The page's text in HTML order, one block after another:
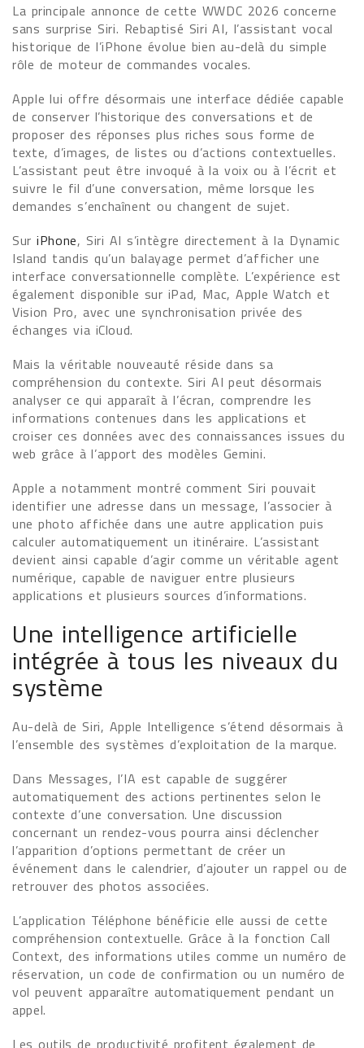
La principale annonce de cette WWDC 2026 concerne
sans surprise Siri. Rebaptisé Siri AI, l’assistant vocal
historique de l’iPhone évolue bien au-delà du simple
rôle de moteur de commandes vocales.
Apple lui offre désormais une interface dédiée capable
de conserver l’historique des conversations et de
proposer des réponses plus riches sous forme de
texte, d’images, de listes ou d’actions contextuelles.
L’assistant peut être invoqué à la voix ou à l’écrit et
suivre le fil d’une conversation, même lorsque les
demandes s’enchaînent ou changent de sujet.
SuriPhone, Siri AI s’intègre directement à la Dynamic
Island tandis qu’un balayage permet d’afficher une
interface conversationnelle complète. L’expérience est
également disponible sur iPad, Mac, Apple Watch et
Vision Pro, avec une synchronisation privée des
échanges via iCloud.
Mais la véritable nouveauté réside dans sa
compréhension du contexte. Siri AI peut désormais
analyser ce qui apparaît à l’écran, comprendre les
informations contenues dans les applications et
croiser ces données avec des connaissances issues du
web grâce à l’apport des modèles Gemini.
Apple a notamment montré comment Siri pouvait
identifier une adresse dans un message, l’associer à
une photo affichée dans une autre application puis
calculer automatiquement un itinéraire. L’assistant
devient ainsi capable d’agir comme un véritable agent
numérique, capable de naviguer entre plusieurs
applications et plusieurs sources d’informations.
Une intelligence artificielle
intégrée à tous les niveaux du
système
Au-delà de Siri, Apple Intelligence s’étend désormais à
l’ensemble des systèmes d’exploitation de la marque.
Dans Messages, l’IA est capable de suggérer
automatiquement des actions pertinentes selon le
contexte d’une conversation. Une discussion
concernant un rendez-vous pourra ainsi déclencher
l’apparition d’options permettant de créer un
événement dans le calendrier, d’ajouter un rappel ou de
retrouver des photos associées.
L’application Téléphone bénéficie elle aussi de cette
compréhension contextuelle. Grâce à la fonction Call
Context, des informations utiles comme un numéro de
réservation, un code de confirmation ou un numéro de
vol peuvent apparaître automatiquement pendant un
appel.
Les outils de productivité profitent également de